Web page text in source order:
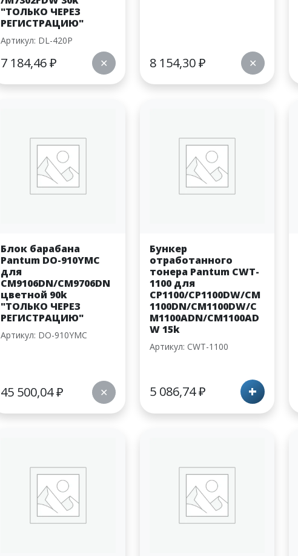
"ТОЛЬКО ЧЕРЕЗ
РЕГИСТРАЦИЮ"
Артикул: DL-420P
7 184,46₽ ✕ 8 154,30₽ ✕
Блок барабана
Pantum DO-910YMC
для
CM9106DN/CM9706DN
цветной 90k
"ТОЛЬКО ЧЕРЕЗ
РЕГИСТРАЦИЮ"
Артикул: DO-910YMC
45 500,04₽ ✕
Бункер
отработанного
тонера Pantum CWT-
1100 для
CP1100/CP1100DW/CM
1100DN/CM1100DW/C
M1100ADN/CM1100AD
W 15k
Артикул: CWT-1100
5 086,74₽ +